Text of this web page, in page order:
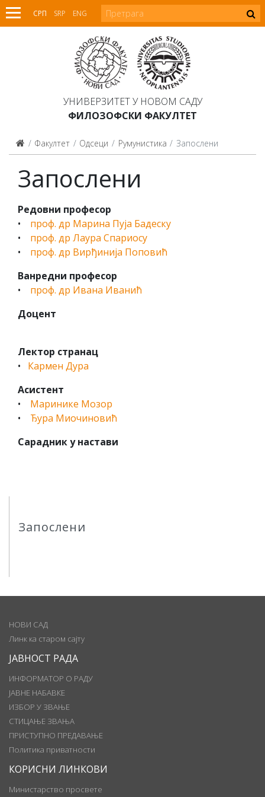
СРП SRP ENG
УНИВЕРЗИТЕТ У НОВОМ САДУ
ФИЛОЗОФСКИ ФАКУЛТЕТ
Факултет Одсеци Румунистика Запослени
Запослени
Запослени
Редовни професор
• проф. др Марина Пуја Бадеску
• проф. др Лаура Спариосу
• проф. др Вирђинија Поповић
Ванредни професор
• проф. др Ивана Иванић
Доцент
Лектор странац
• Кармен Дура
Асистент
• Маринике Мозор
• Ђура Миочиновић
Сарадник у настави
НОВИ САД
Линк ка старом сајту
ЈАВНОСТ РАДА
ИНФОРМАТОР О РАДУ
ЈАВНЕ НАБАВКЕ
ИЗБОР У ЗВАЊЕ
СТИЦАЊЕ ЗВАЊА
ПРИСТУПНО ПРЕДАВАЊЕ
Политика приватности
КОРИСНИ ЛИНКОВИ
Министарство просвете